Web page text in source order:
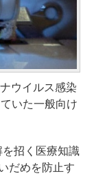
ウイルス感染
いた一般向け
招く医療知識
だめを防止す